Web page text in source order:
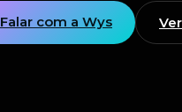
Falar com a Wys